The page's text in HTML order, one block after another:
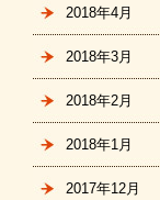
2018年4月
2018年3月
2018年2月
2018年1月
2017年12月